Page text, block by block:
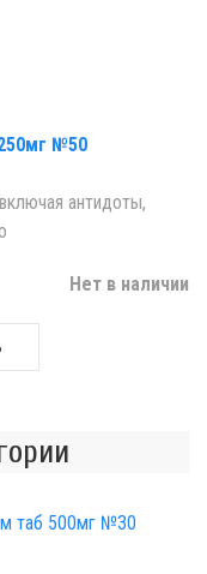
№50
антидоты,
Нет в наличии